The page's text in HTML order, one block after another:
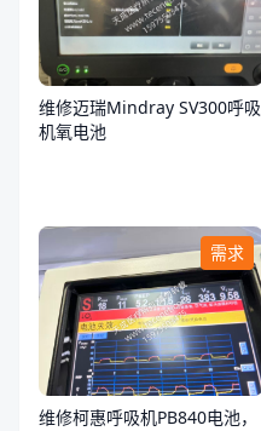
维修迈瑞Mindray SV300呼吸
机氧电池
需求
维修柯惠呼吸机PB840电池，